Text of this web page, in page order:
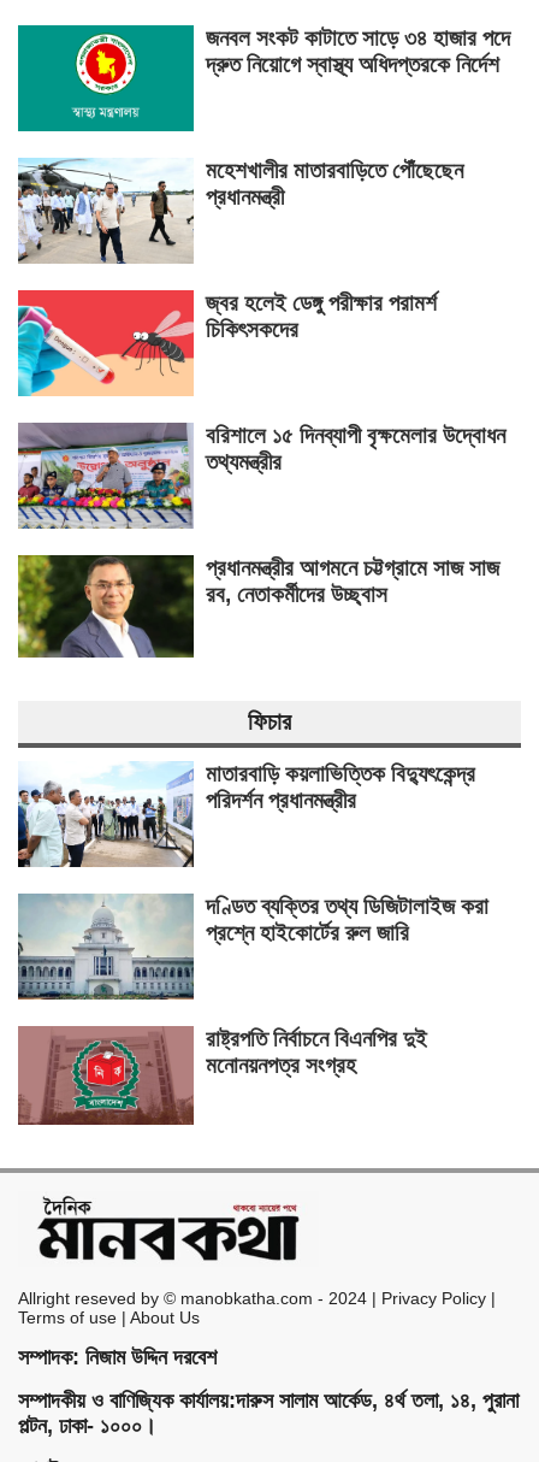
জনবল সংকট কাটাতে সাড়ে ৩৪ হাজার পদে
দ্রুত নিয়োগে স্বাস্থ্য অধিদপ্তরকে নির্দেশ
মহেশখালীর মাতারবাড়িতে পৌঁছেছেন
প্রধানমন্ত্রী
জ্বর হলেই ডেঙ্গু পরীক্ষার পরামর্শ
চিকিৎসকদের
বরিশালে ১৫ দিনব্যাপী বৃক্ষমেলার উদ্বোধন
তথ্যমন্ত্রীর
প্রধানমন্ত্রীর আগমনে চট্টগ্রামে সাজ সাজ
রব, নেতাকর্মীদের উচ্ছ্বাস
ফিচার
মাতারবাড়ি কয়লাভিত্তিক বিদ্যুৎকেন্দ্র
পরিদর্শন প্রধানমন্ত্রীর
দণ্ডিত ব্যক্তির তথ্য ডিজিটালাইজ করা
প্রশ্নে হাইকোর্টের রুল জারি
রাষ্ট্রপতি নির্বাচনে বিএনপির দুই
মনোনয়নপত্র সংগ্রহ
Allright reseved by © manobkatha.com - 2024 | Privacy Policy |
Terms of use | About Us
সম্পাদক: নিজাম উদ্দিন দরবেশ
সম্পাদকীয় ও বাণিজ্যিক কার্যালয়:দারুস সালাম আর্কেড, ৪র্থ তলা, ১৪, পুরানা
পল্টন, ঢাকা- ১০০০।